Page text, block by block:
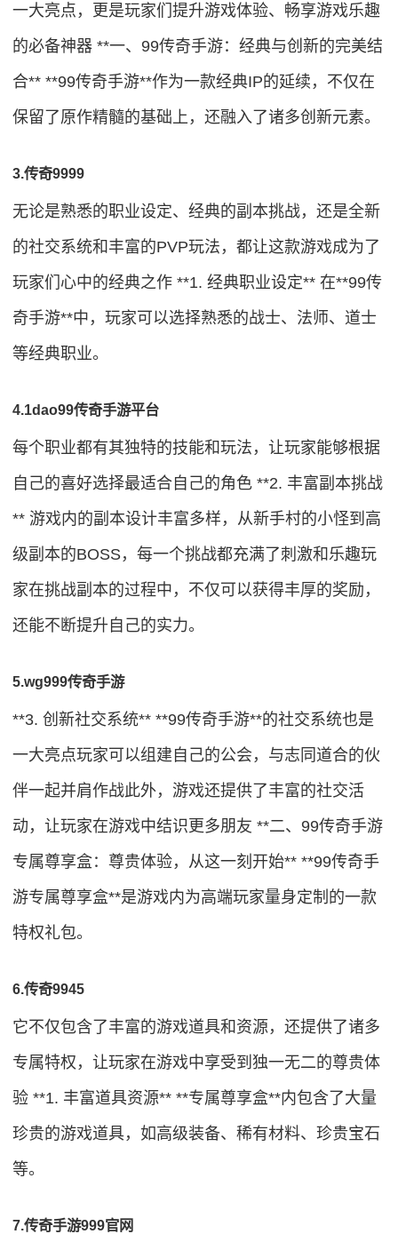
一大亮点，更是玩家们提升游戏体验、畅享游戏乐趣
的必备神器 **一、99传奇手游：经典与创新的完美结
合** **99传奇手游**作为一款经典IP的延续，不仅在
保留了原作精髓的基础上，还融入了诸多创新元素。
3.传奇9999
无论是熟悉的职业设定、经典的副本挑战，还是全新
的社交系统和丰富的PVP玩法，都让这款游戏成为了
玩家们心中的经典之作 **1. 经典职业设定** 在**99传
奇手游**中，玩家可以选择熟悉的战士、法师、道士
等经典职业。
4.1dao99传奇手游平台
每个职业都有其独特的技能和玩法，让玩家能够根据
自己的喜好选择最适合自己的角色 **2. 丰富副本挑战
** 游戏内的副本设计丰富多样，从新手村的小怪到高
级副本的BOSS，每一个挑战都充满了刺激和乐趣玩
家在挑战副本的过程中，不仅可以获得丰厚的奖励，
还能不断提升自己的实力。
5.wg999传奇手游
**3. 创新社交系统** **99传奇手游**的社交系统也是
一大亮点玩家可以组建自己的公会，与志同道合的伙
伴一起并肩作战此外，游戏还提供了丰富的社交活
动，让玩家在游戏中结识更多朋友 **二、99传奇手游
专属尊享盒：尊贵体验，从这一刻开始** **99传奇手
游专属尊享盒**是游戏内为高端玩家量身定制的一款
特权礼包。
6.传奇9945
它不仅包含了丰富的游戏道具和资源，还提供了诸多
专属特权，让玩家在游戏中享受到独一无二的尊贵体
验 **1. 丰富道具资源** **专属尊享盒**内包含了大量
珍贵的游戏道具，如高级装备、稀有材料、珍贵宝石
等。
7.传奇手游999官网